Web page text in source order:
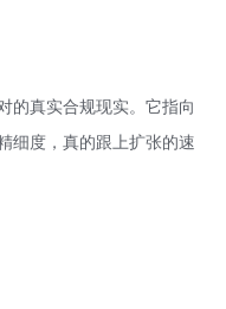
的真实合规现实。它指向
细度，真的跟上扩张的速